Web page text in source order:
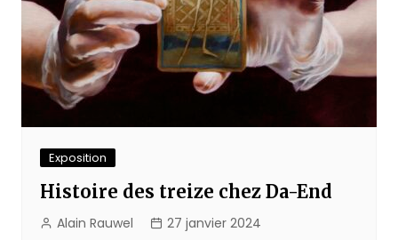
Exposition
Histoire des treize chez Da-End
Alain Rauwel 27 janvier 2024